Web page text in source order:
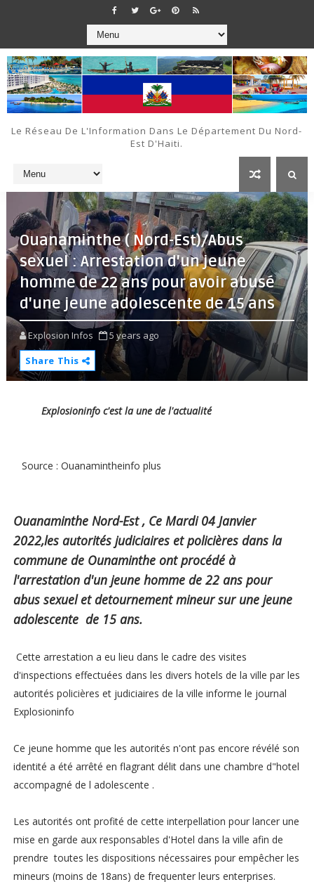
Le Réseau De L'Information Dans Le Département Du Nord-
Est D'Haiti.
Ouanaminthe ( Nord-Est)/Abus
sexuel : Arrestation d'un jeune
homme de 22 ans pour avoir abusé
d'une jeune adolescente de 15 ans
Explosion Infos
5 years ago
Share This
Explosioninfo c'est la une de l'actualité
Source : Ouanamintheinfo plus
Ouanaminthe Nord-Est , Ce Mardi 04 Janvier
2022,les autorités judiciaires et policières dans la
commune de Ounaminthe ont procédé à
l'arrestation d'un jeune homme de 22 ans pour
abus sexuel et detournement mineur sur une jeune
adolescente de 15 ans.
Cette arrestation a eu lieu dans le cadre des visites
d'inspections effectuées dans les divers hotels de la ville par les
autorités policières et judiciaires de la ville informe le journal
Explosioninfo
Ce jeune homme que les autorités n'ont pas encore révélé son
identité a été arrêté en flagrant délit dans une chambre d"hotel
accompagné de l adolescente .
Les autorités ont profité de cette interpellation pour lancer une
mise en garde aux responsables d'Hotel dans la ville afin de
prendre toutes les dispositions nécessaires pour empêcher les
mineurs (moins de 18ans) de frequenter leurs enterprises.